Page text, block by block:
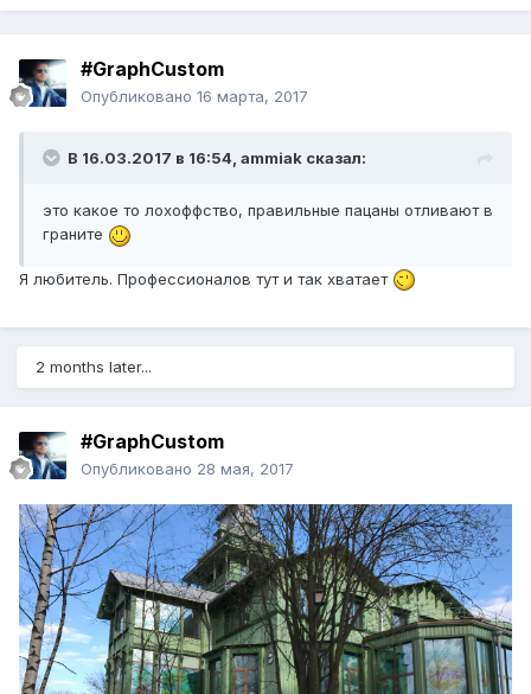
#GraphCustom
Опубликовано 16 марта, 2017
В 16.03.2017 в 16:54, ammiak сказал:
это какое то лохоффство, правильные пацаны отливают в
граните
Я любитель. Профессионалов тут и так хватает
2 months later...
#GraphCustom
Опубликовано 28 мая, 2017